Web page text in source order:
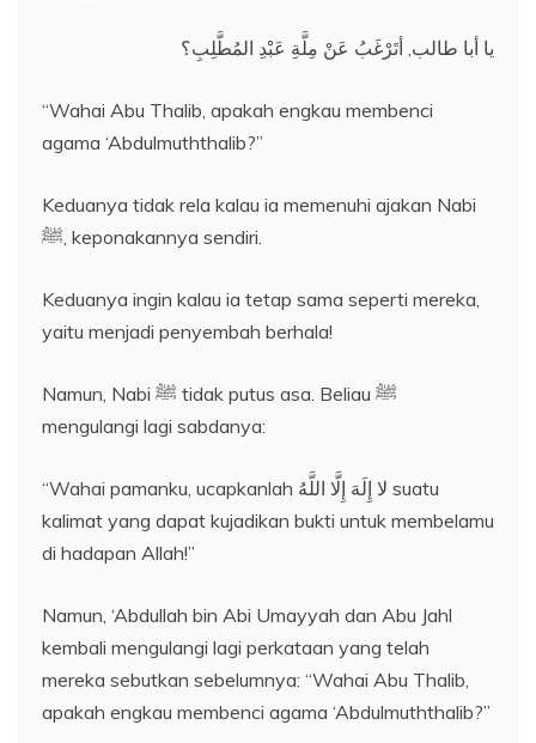
يا أبا طالب, أتَرْغَبُ عَنْ مِلَّةِ عَبْدِ المُطَّلِبِ؟
“Wahai Abu Thalib, apakah engkau membenci
agama ‘Abdulmuththalib?”
Keduanya tidak rela kalau ia memenuhi ajakan Nabi
ﷺ, keponakannya sendiri.
Keduanya ingin kalau ia tetap sama seperti mereka,
yaitu menjadi penyembah berhala!
Namun, Nabi ﷺ tidak putus asa. Beliau ﷺ
mengulangi lagi sabdanya:
“Wahai pamanku, ucapkanlah لا إِلَهَ إِلَّا اللَّهُ suatu
kalimat yang dapat kujadikan bukti untuk membelamu
di hadapan Allah!”
Namun, ‘Abdullah bin Abi Umayyah dan Abu Jahl
kembali mengulangi lagi perkataan yang telah
mereka sebutkan sebelumnya: “Wahai Abu Thalib,
apakah engkau membenci agama ‘Abdulmuththalib?”